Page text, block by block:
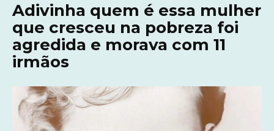
Adivinha quem é essa mulher
que cresceu na pobreza foi
agredida e morava com 11
irmãos